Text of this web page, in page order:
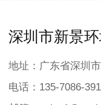
深圳市新景
地址：广东省深圳
电话：135-7086-